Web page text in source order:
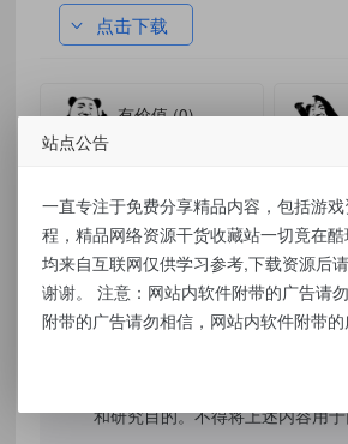
点击下载
有价值(0)
免责声明：
和研究目的。不得将上述内容用
站点公告
一直专注于免费分享精品内容，包括游
程，精品网络资源干货收藏站一切竟在
均来自互联网仅供学习参考,下载资源后
谢谢。 注意：网站内软件附带的广告请
附带的广告请勿相信，网站内软件附带的